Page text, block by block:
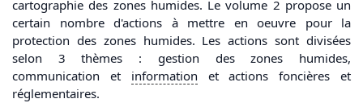
cartographie des zones humides. Le volume 2 propose un
certain nombre d'actions à mettre en oeuvre pour la
protection des zones humides. Les actions sont divisées
selon 3 thèmes : gestion des zones humides,
communication et information et actions foncières et
réglementaires.